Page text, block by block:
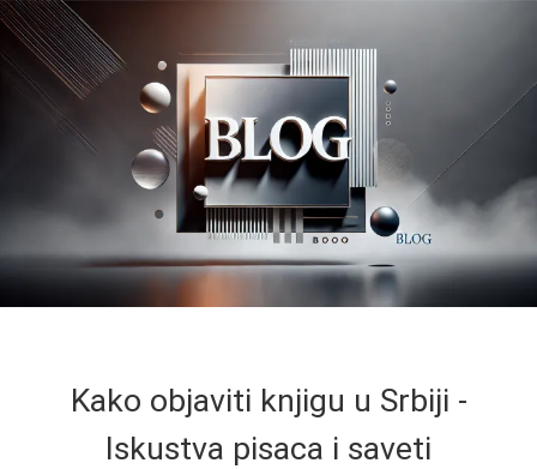
Kako objaviti knjigu u Srbiji -
Iskustva pisaca i saveti